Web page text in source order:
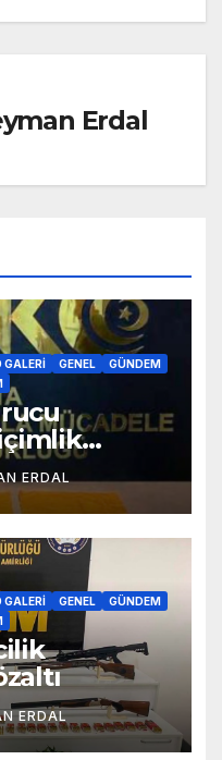
Erdal
GALERI GENEL
GÜNDEM
ERDAL
GALERI GENEL
GÜNDEM
ERDAL